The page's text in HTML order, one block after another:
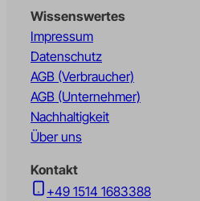
Wissenswertes
Impressum
Datenschutz
AGB (Verbraucher)
AGB (Unternehmer)
Nachhaltigkeit
Über uns
Kontakt
+49 1514 1683388